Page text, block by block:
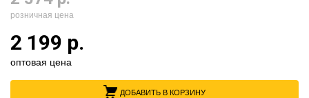
розничная цена
2 199 р.
оптовая цена
ДОБАВИТЬ В КОРЗИНУ